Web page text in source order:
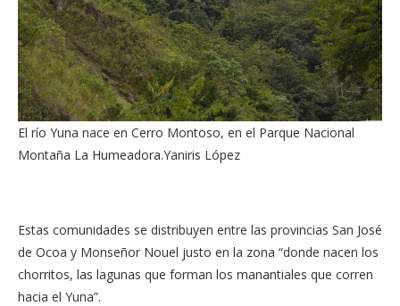
El río Yuna nace en Cerro Montoso, en el Parque Nacional
Montaña La Humeadora.Yaniris López
Estas comunidades se distribuyen entre las provincias San José
de Ocoa y Monseñor Nouel justo en la zona “donde nacen los
chorritos, las lagunas que forman los manantiales que corren
hacia el Yuna”.